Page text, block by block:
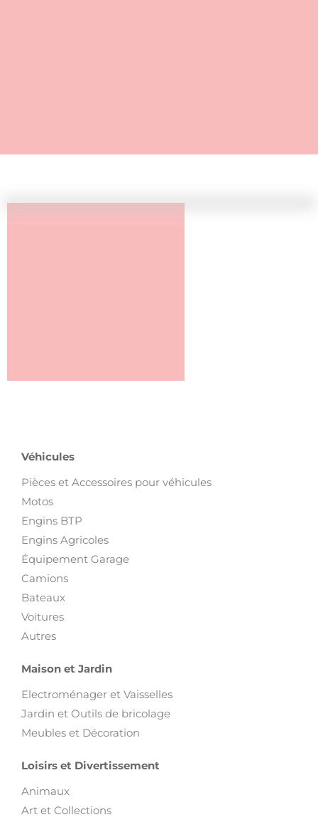
Véhicules
Pièces et Accessoires pour véhicules
Motos
Engins BTP
Engins Agricoles
Équipement Garage
Camions
Bateaux
Voitures
Autres
Maison et Jardin
Electroménager et Vaisselles
Jardin et Outils de bricolage
Meubles et Décoration
Loisirs et Divertissement
Animaux
Art et Collections